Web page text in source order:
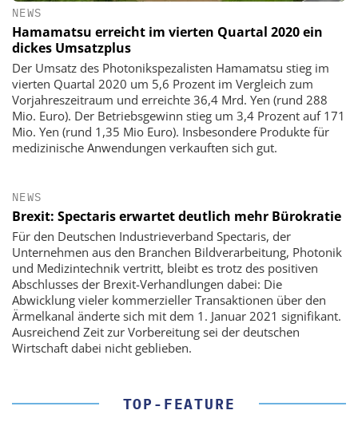
NEWS
Hamamatsu erreicht im vierten Quartal 2020 ein
dickes Umsatzplus
Der Umsatz des Photonikspezalisten Hamamatsu stieg im
vierten Quartal 2020 um 5,6 Prozent im Vergleich zum
Vorjahreszeitraum und erreichte 36,4 Mrd. Yen (rund 288
Mio. Euro). Der Betriebsgewinn stieg um 3,4 Prozent auf 171
Mio. Yen (rund 1,35 Mio Euro). Insbesondere Produkte für
medizinische Anwendungen verkauften sich gut.
NEWS
Brexit: Spectaris erwartet deutlich mehr Bürokratie
Für den Deutschen Industrieverband Spectaris, der
Unternehmen aus den Branchen Bildverarbeitung, Photonik
und Medizintechnik vertritt, bleibt es trotz des positiven
Abschlusses der Brexit-Verhandlungen dabei: Die
Abwicklung vieler kommerzieller Transaktionen über den
Ärmelkanal änderte sich mit dem 1. Januar 2021 signifikant.
Ausreichend Zeit zur Vorbereitung sei der deutschen
Wirtschaft dabei nicht geblieben.
TOP-FEATURE